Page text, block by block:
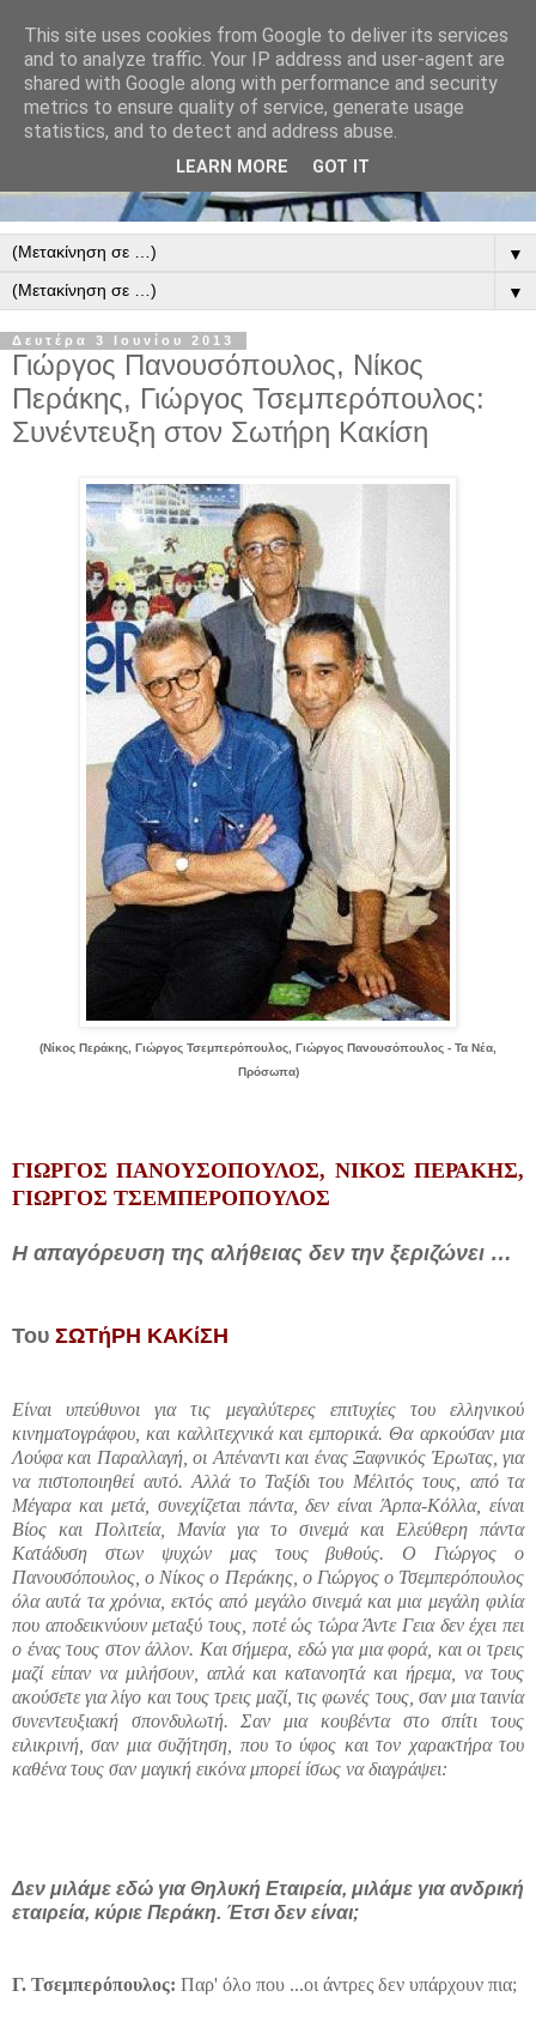
▼
▼
Δευτέρα 3 Ιουνίου 2013
Γιώργος Πανουσόπουλος, Νίκος
Περάκης, Γιώργος Τσεμπερόπουλος:
Συνέντευξη στον Σωτήρη Κακίση
(Νίκος Περάκης, Γιώργος Τσεμπερόπουλος, Γιώργος Πανουσόπουλος - Τα Νέα,
Πρόσωπα)
ΓΙΩΡΓΟΣ ΠΑΝΟΥΣΟΠΟΥΛΟΣ, ΝΙΚΟΣ ΠΕΡΑΚΗΣ,
ΓΙΩΡΓΟΣ ΤΣΕΜΠΕΡΟΠΟΥΛΟΣ
Η απαγόρευση της αλήθειας δεν την ξεριζώνει …
Του ΣΩΤήΡΗ ΚΑΚίΣΗ
Είναι υπεύθυνοι για τις μεγαλύτερες επιτυχίες του ελληνικού
κινηματογράφου, και καλλιτεχνικά και εμπορικά. Θα αρκούσαν μια
Λούφα και Παραλλαγή, οι Απέναντι και ένας Ξαφνικός Έρωτας, για
να πιστοποιηθεί αυτό. Αλλά το Ταξίδι του Μέλιτός τους, από τα
Μέγαρα και μετά, συνεχίζεται πάντα, δεν είναι Άρπα-Κόλλα, είναι
Βίος και Πολιτεία, Μανία για το σινεμά και Ελεύθερη πάντα
Κατάδυση στων ψυχών μας τους βυθούς. Ο Γιώργος ο
Πανουσόπουλος, ο Νίκος ο Περάκης, ο Γιώργος ο Τσεμπερόπουλος
όλα αυτά τα χρόνια, εκτός από μεγάλο σινεμά και μια μεγάλη φιλία
που αποδεικνύουν μεταξύ τους, ποτέ ώς τώρα Άντε Γεια δεν έχει πει
ο ένας τους στον άλλον. Και σήμερα, εδώ για μια φορά, και οι τρεις
μαζί είπαν να μιλήσουν, απλά και κατανοητά και ήρεμα, να τους
ακούσετε για λίγο και τους τρεις μαζί, τις φωνές τους, σαν μια ταινία
συνεντευξιακή σπονδυλωτή. Σαν μια κουβέντα στο σπίτι τους
ειλικρινή, σαν μια συζήτηση, που το ύφος και τον χαρακτήρα του
καθένα τους σαν μαγική εικόνα μπορεί ίσως να διαγράψει:
Δεν μιλάμε εδώ για Θηλυκή Εταιρεία, μιλάμε για ανδρική
εταιρεία, κύριε Περάκη. Έτσι δεν είναι;
Γ. Τσεμπερόπουλος: Παρ' όλο που ...οι άντρες δεν υπάρχουν πια;
This site uses cookies from Google to deliver its services
and to analyze traffic. Your IP address and user-agent are
shared with Google along with performance and security
metrics to ensure quality of service, generate usage
statistics, and to detect and address abuse.
LEARN MORE GOT IT